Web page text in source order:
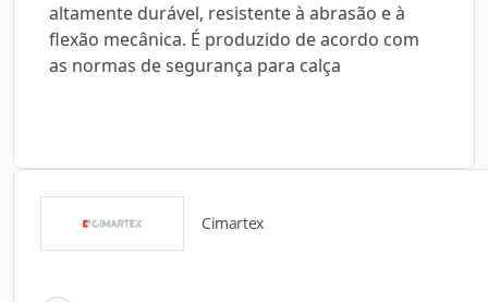
altamente durável, resistente à abrasão e à
flexão mecânica. É produzido de acordo com
as normas de segurança para calça
Cimartex
Catálogos para Download